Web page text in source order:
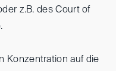
z.B. des Court of
Konzentration auf die